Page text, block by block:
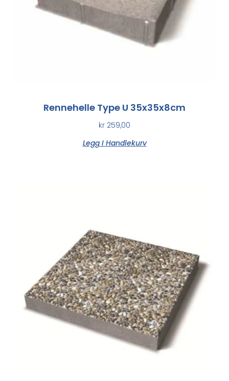
Rennehelle Type U 35x35x8cm
kr 259,00
Legg I Handlekurv